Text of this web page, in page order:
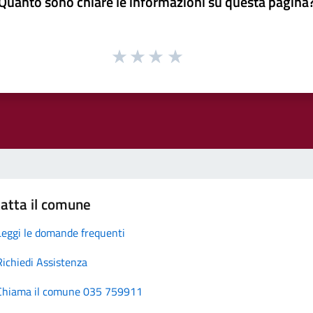
il comune
le domande frequenti
Assistenza
il comune 035 759911